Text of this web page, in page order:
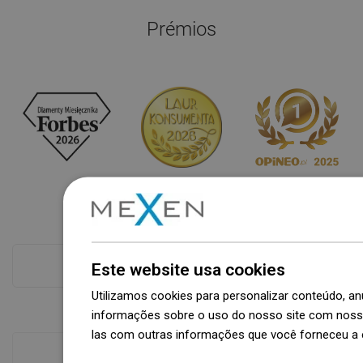
Prémios
Ver tudo
Este website usa cookies
Utilizamos cookies para personalizar conteúdo,
informações sobre o uso do nosso site com
las com outras informações que você forneceu